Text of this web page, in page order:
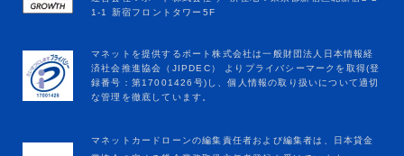
マネットカードローンの編集責任者および編集者は、日本貸金